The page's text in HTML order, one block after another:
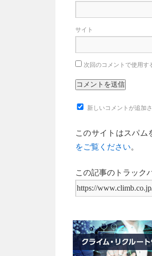
サイト
次回のコメントで使用す
新しいコメントが追加
このサイトはスパム
をご覧ください。
この記事のトラック